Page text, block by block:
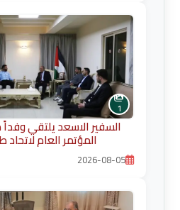
1
السفير الاسعد يلتقي
المؤتمر العام
2026-08-05